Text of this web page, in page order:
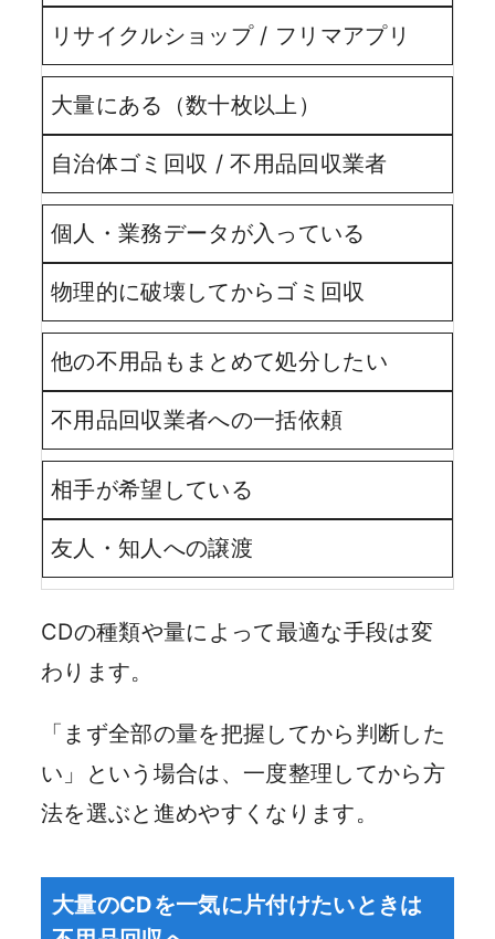
リサイクルショップ / フリマアプリ
大量にある（数十枚以上）
自治体ゴミ回収 / 不用品回収業者
個人・業務データが入っている
物理的に破壊してからゴミ回収
他の不用品もまとめて処分したい
不用品回収業者への一括依頼
相手が希望している
友人・知人への譲渡
CDの種類や量によって最適な手段は変
わります。
「まず全部の量を把握してから判断した
い」という場合は、一度整理してから方
法を選ぶと進めやすくなります。
大量のCDを一気に片付けたいときは